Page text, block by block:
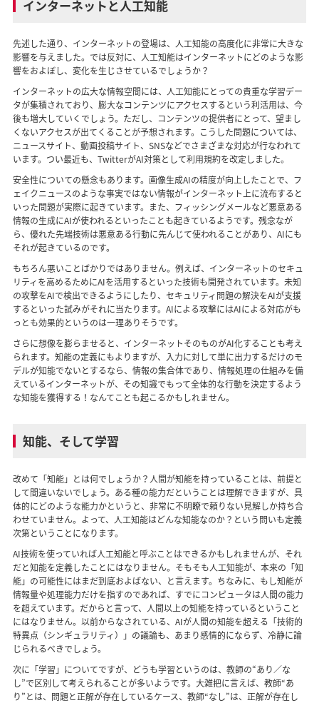
インターネットと人工知能
先述した通り、インターネットの登場は、人工知能の高度化に非常に大きな
影響を与えました。では反対に、人工知能はインターネットにどのような影
響をおよぼし、変化を生じさせているでしょうか？
インターネットの広大な情報空間には、人工知能にとっての貴重な学習デー
タが集積されており、膨大なコンテンツにアクセスするという利活用は、今
後も増大していくでしょう。ただし、コンテンツの提供者にとって、望まし
くないアクセスが出てくることが予想されます。こうした問題については、
ニュースサイト、動画投稿サイト、SNSなどでさまざまな対応が行なわれて
います。つい最近も、TwitterがAI対策として利用規約を改定しました。
安全性についての懸念もあります。画像生成AIの精度が向上したことで、フ
ェイクニュースのような事実ではない情報がインターネット上に流布すると
いった問題が実際に起きています。また、フィッシングメールなど悪意ある
情報の生成にAIが使われるといったことも起きているようです。残念なが
ら、優れた先端技術は悪意ある行動に先んじて使われることがあり、AIにも
それが起きているのです。
もちろん悪いことばかりではありません。例えば、インターネットのセキュ
リティを高めるためにAIを活用するといった技術も開発されています。未知
の攻撃をAIで検出できるようにしたり、セキュリティ問題の解決をAIが支援
するといった試みがそれに当たります。AIによる攻撃にはAIによる対応がも
っとも効果的というのは一理ありそうです。
さらに想像を膨らませると、インターネットそのものがAI化することも考え
られます。知能の定義にもよりますが、入力に対して単に出力するだけのモ
デルが知能でないとするなら、情報の集合体であり、情報処理の仕組みを備
えているインターネットが、その知識でもって全体的な行動を決定するよう
な知能を獲得する！なんてことも起こるかもしれません。
知能、そして学習
改めて「知能」とは何でしょうか？人間が知能を持っていることは、前提と
して間違いないでしょう。ある種の能力だということは理解できますが、具
体的にどのような能力かというと、非常に不明瞭で頼りない見解しか持ち合
わせていません。よって、人工知能はどんな知能なのか？という問いも定義
次第ということになります。
AI技術を使っていれば人工知能と呼ぶことはできるかもしれませんが、それ
だと知能を定義したことにはなりません。そもそも人工知能が、本来の「知
能」の可能性にはまだ到底およばない、と言えます。ちなみに、もし知能が
情報量や処理能力だけを指すのであれば、すでにコンピュータは人間の能力
を超えています。だからと言って、人間以上の知能を持っているということ
にはなりません。以前からなされている、AIが人間の知能を超える「技術的
特異点（シンギュラリティ）」の議論も、あまり感情的にならず、冷静に論
じられるべきでしょう。
次に「学習」についてですが、どうも学習というのは、教師の“あり／な
し”で区別して考えられることが多いようです。大雑把に言えば、教師“あ
り”とは、問題と正解が存在しているケース、教師“なし”は、正解が存在し